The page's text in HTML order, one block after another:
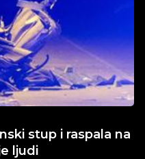
stup i raspala na
ljudi